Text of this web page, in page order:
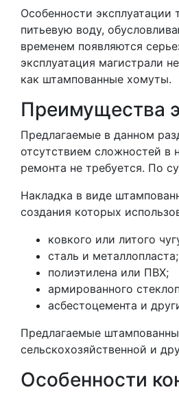
Особенности
питьевую воду,
временем появляются
эксплуатация магистрали
как штампованные хомуты.
Преимущества
Предлагаемые в данном
отсутствием сложностей в
ремонта не требуется. По
Накладка в виде
создания которых
ковкого или литого
сталь и металлопласта;
полиэтилена или ПВХ;
армированного
асбестоцемента и
Предлагаемые
сельскохозяйственной и
Особенности